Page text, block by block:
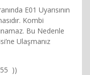
E01 Uyarısının
Kombi
Bu Nedenle
Ulaşmanız
))